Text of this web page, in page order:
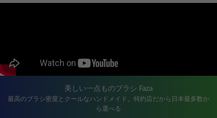
美しい一点ものブラシ Faza
最高のブラシ密度とクールなハンドメイド。特約店だから日本最多数か
ら選べる